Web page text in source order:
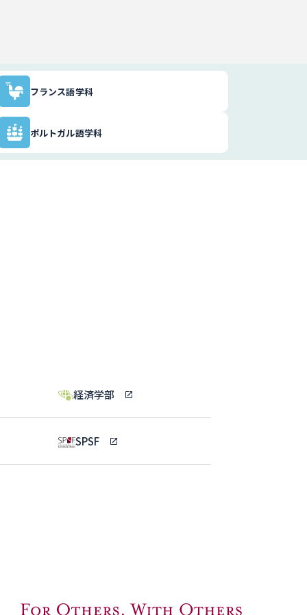
フランス語学科
ポルトガル語学科
経済学部
SPSF